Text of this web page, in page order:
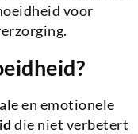
voor
en emotionele
die niet verbetert